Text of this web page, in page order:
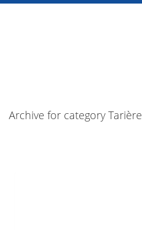
Archive for category Tarière